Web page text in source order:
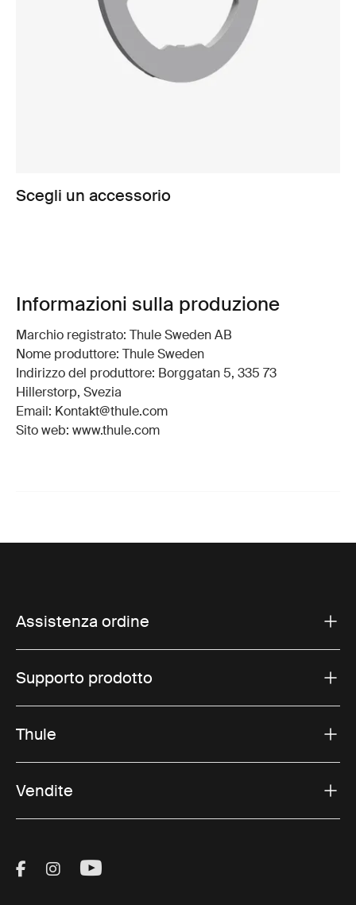
Scegli un accessorio
Informazioni sulla produzione
Marchio registrato: Thule Sweden AB
Nome produttore: Thule Sweden
Indirizzo del produttore: Borggatan 5, 335 73
Hillerstorp, Svezia
Email: Kontakt@thule.com
Sito web: www.thule.com
Assistenza ordine
Supporto prodotto
Thule
Vendite
Visit Thule on Facebook (external link)
Visit Thule on Instagram (external link)
Visit Thule on Youtube (external